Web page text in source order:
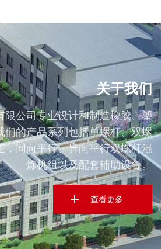
关于我们
限公司专业设计和制造橡胶、塑
们的产品系列包括单螺杆、双螺
，同向平行、异向平行双螺杆混
炼机组以及配套辅助设备。
查看更多